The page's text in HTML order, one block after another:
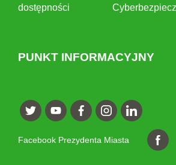
dostępności
PUNKT INFORMACYJNY
Facebook Prezydenta Miasta